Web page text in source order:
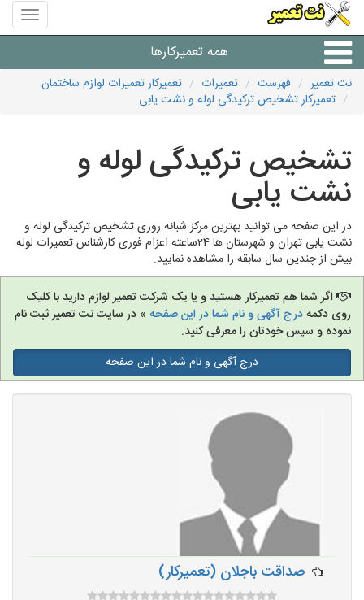
منوی
سایت
تعمیر
همه تعمیرکارها
شرکت های تعمیرات لوازم
نت تعمیر فهرست تعمیرات
تعمیرکار تعمیرات لوازم ساختمان
تعمیرکار تشخیص ترکیدگی لوله و نشت یابی
تشخیص ترکیدگی لوله و
نشت یابی
در این صفحه می توانید بهترین مرکز شبانه روزی تشخیص ترکیدگی لوله و
نشت یابی تهران و شهرستان ها 24ساعته اعزام فوری کارشناس تعمیرات لوله
بیش از چندین سال سابقه را مشاهده نمایید.
اگر شما هم تعمیرکار هستید و یا یک شرکت تعمیر لوازم دارید با کلیک
روی دکمهدرج آگهی و نام شما در این صفحه » در سایت نت تعمیر ثبت نام
نموده و سپس خودتان را معرفی کنید.
درج آگهی و نام شما در این صفحه
صداقت باجلان (تعمیرکار)